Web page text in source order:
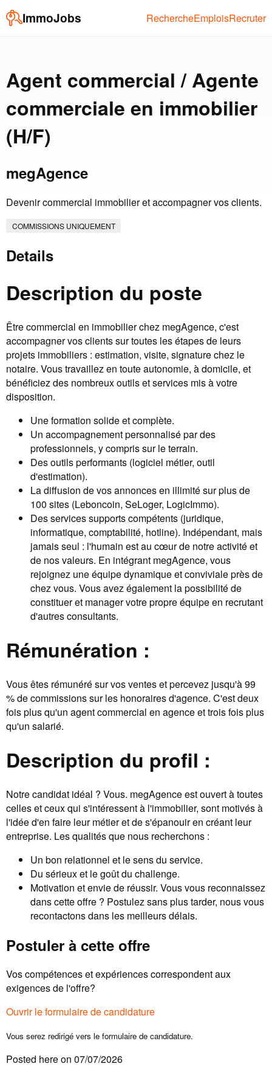
ImmoJobs RechercheEmploisRecruter
Agent commercial / Agente
commerciale en immobilier
(H/F)
megAgence
Devenir commercial immobilier et accompagner vos clients.
COMMISSIONS UNIQUEMENT
Details
Description du poste
Être commercial en immobilier chez megAgence, c'est
accompagner vos clients sur toutes les étapes de leurs
projets immobiliers : estimation, visite, signature chez le
notaire. Vous travaillez en toute autonomie, à domicile, et
bénéficiez des nombreux outils et services mis à votre
disposition.
Une formation solide et complète.
Un accompagnement personnalisé par des
professionnels, y compris sur le terrain.
Des outils performants (logiciel métier, outil
d'estimation).
La diffusion de vos annonces en illimité sur plus de
100 sites (Leboncoin, SeLoger, LogicImmo).
Des services supports compétents (juridique,
informatique, comptabilité, hotline). Indépendant, mais
jamais seul : l'humain est au cœur de notre activité et
de nos valeurs. En intégrant megAgence, vous
rejoignez une équipe dynamique et conviviale près de
chez vous. Vous avez également la possibilité de
constituer et manager votre propre équipe en recrutant
d'autres consultants.
Rémunération :
Vous êtes rémunéré sur vos ventes et percevez jusqu'à 99
% de commissions sur les honoraires d'agence. C'est deux
fois plus qu'un agent commercial en agence et trois fois plus
qu'un salarié.
Description du profil :
Notre candidat idéal ? Vous. megAgence est ouvert à toutes
celles et ceux qui s'intéressent à l'immobilier, sont motivés à
l'idée d'en faire leur métier et de s'épanouir en créant leur
entreprise. Les qualités que nous recherchons :
Un bon relationnel et le sens du service.
Du sérieux et le goût du challenge.
Motivation et envie de réussir. Vous vous reconnaissez
dans cette offre ? Postulez sans plus tarder, nous vous
recontactons dans les meilleurs délais.
Postuler à cette offre
Vos compétences et expériences correspondent aux
exigences de l'offre?
Ouvrir le formulaire de candidature
Vous serez redirigé vers le formulaire de candidature.
Posted here on 07/07/2026